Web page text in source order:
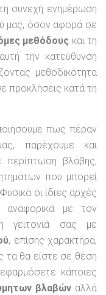
συνεχή ενημέρωση
μας, όσον αφορά σε
μεθόδους και τη
την κατεύθυνση
μεθοδικότητα
προκλήσεις κατά τη
πως πέραν
παρέχουμε και
περίπτωση βλάβης,
που μπορεί
οι ίδιες αρχές
αναφορικά με τον
γειτονιά σας με
, επίσης χαρακτήρα,
τα θα είστε σε θέση
κάποιες
βλαβών αλλά